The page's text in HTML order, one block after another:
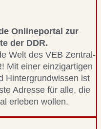
Onlineportal zur
der DDR.
Welt des VEB Zentral-
Mit einer einzigartigen
Hintergrundwissen ist
Adresse für alle, die
erleben wollen.